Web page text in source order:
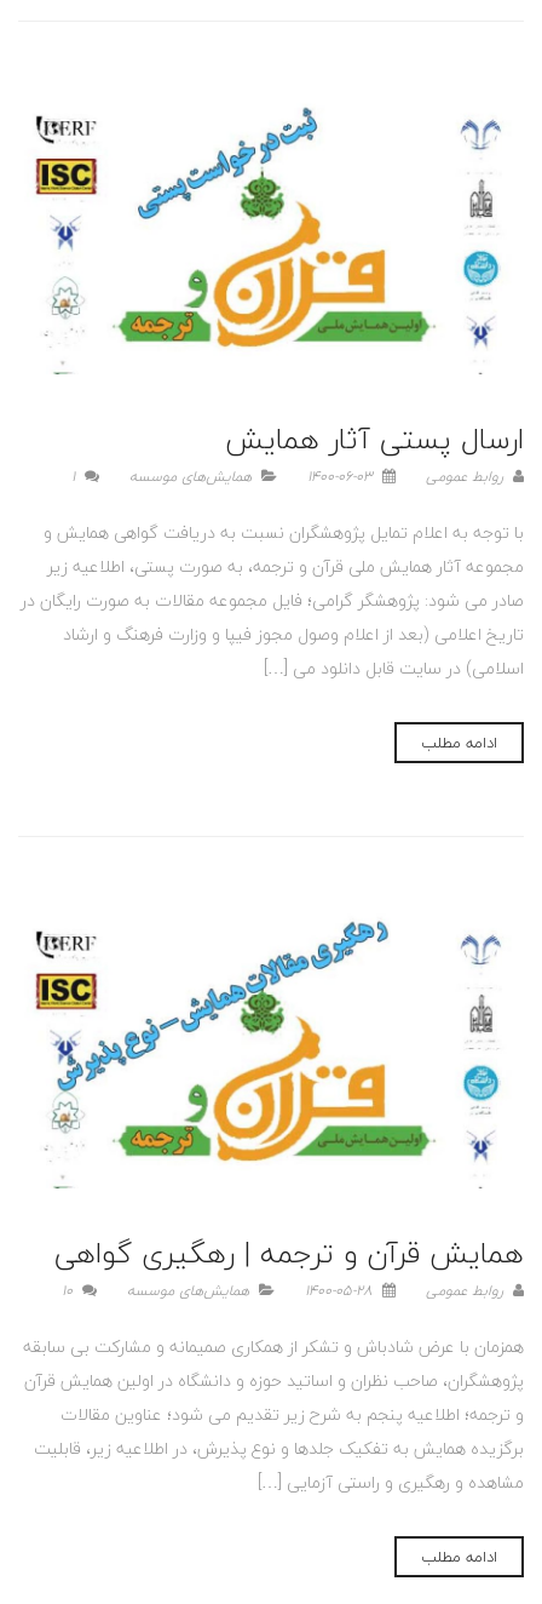
ارسال پستی آثار همایش
روابط عمومی 1400-06-03 همایش‌های موسسه 1
با توجه به اعلام تمایل پژوهشگران نسبت به دریافت گواهی همایش و
مجموعه آثار همایش ملی قرآن و ترجمه، به صورت پستی، اطلاعیه زیر
صادر می شود: پژوهشگر گرامی؛ فایل مجموعه مقالات به صورت رایگان در
تاریخ اعلامی (بعد از اعلام وصول مجوز فیپا و وزارت فرهنگ و ارشاد
اسلامی) در سایت قابل دانلود می […]
ادامه مطلب
همایش قرآن و ترجمه | رهگیری گواهی
روابط عمومی همایش‌های موسسه
همزمان با عرض شادباش و تشکر از همکاری صمیمانه و مشارکت بی سابقه
پژوهشگران، صاحب نظران و اساتید حوزه و دانشگاه در اولین همایش قرآن
و ترجمه؛ اطلاعیه پنجم به شرح زیر تقدیم می شود؛ عناوین مقالات
برگزیده همایش به تفکیک جلدها و نوع پذیرش، در اطلاعیه زیر، قابلیت
مشاهده و رهگیری و راستی آزمایی […]
ادامه مطلب